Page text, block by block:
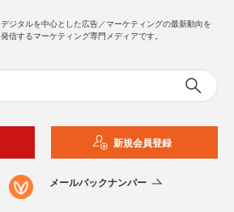
デジタルを中心とした広告／マーケティングの最新動向を
発信するマーケティング専門メディアです。
新規会員登録
メールバックナンバー